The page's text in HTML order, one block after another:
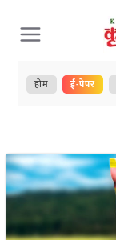
Skip
to
content
होम ई-पेपर